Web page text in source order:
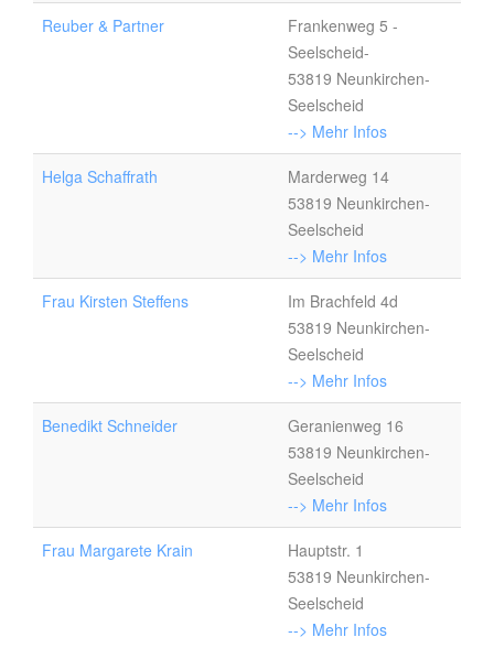
Reuber & Partner
Frankenweg 5 -
Seelscheid-
53819 Neunkirchen-
Seelscheid
--> Mehr Infos
Helga Schaffrath
Marderweg 14
53819 Neunkirchen-
Seelscheid
--> Mehr Infos
Frau Kirsten Steffens
Im Brachfeld 4d
53819 Neunkirchen-
Seelscheid
--> Mehr Infos
Benedikt Schneider
Geranienweg 16
53819 Neunkirchen-
Seelscheid
--> Mehr Infos
Frau Margarete Krain
Hauptstr. 1
53819 Neunkirchen-
Seelscheid
--> Mehr Infos